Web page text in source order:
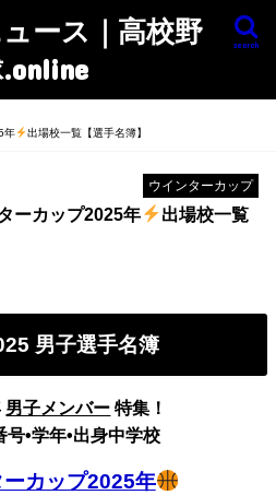
ース｜高校野
search
年
出場校一覧【選手名簿】
ウインターカップ
ーカップ2025年
出場校一覧
男子選手名簿
男子メンバー 特集！
•学年•出身中学校
カップ2025年